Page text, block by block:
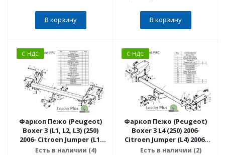
В корзину В корзину
С НДС
Фаркоп Пежо (Peugeot)
Boxer 3 (L1, L2, L3) (250)
2006- Citroen Jumper (L1,
L2, L3) 2006- P107-FC
Есть в наличии (4)
С НДС
Фаркоп Пежо (Peugeot)
Boxer 3 L4 (250) 2006-
Citroen Jumper (L4) 2006-
P105-FC
Есть в наличии (2)